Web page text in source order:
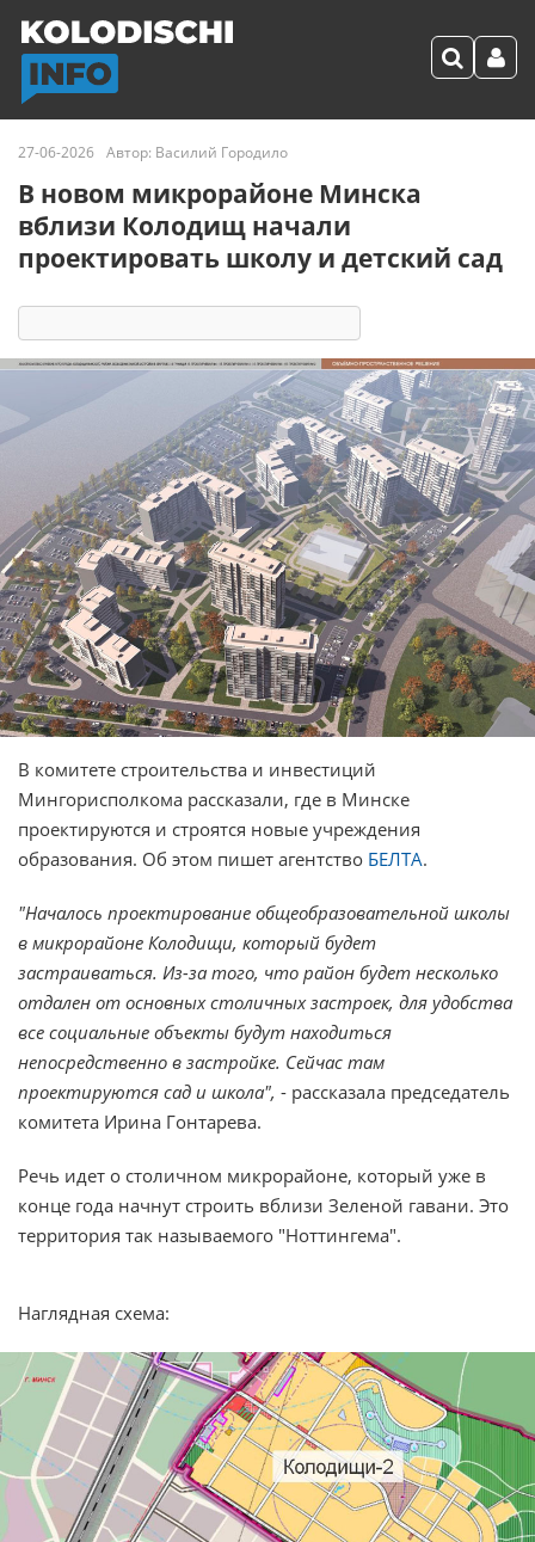
27-06-2026 Автор: Василий Городило
В новом микрорайоне Минска
вблизи Колодищ начали
проектировать школу и детский сад
В комитете строительства и инвестиций
Мингорисполкома рассказали, где в Минске
проектируются и строятся новые учреждения
образования. Об этом пишет агентство БЕЛТА.
"Началось проектирование общеобразовательной школы
в микрорайоне Колодищи, который будет
застраиваться. Из-за того, что район будет несколько
отдален от основных столичных застроек, для удобства
все социальные объекты будут находиться
непосредственно в застройке. Сейчас там
проектируются сад и школа", - рассказала председатель
комитета Ирина Гонтарева.
Речь идет о столичном микрорайоне, который уже в
конце года начнут строить вблизи Зеленой гавани. Это
территория так называемого "Ноттингема".
Наглядная схема: